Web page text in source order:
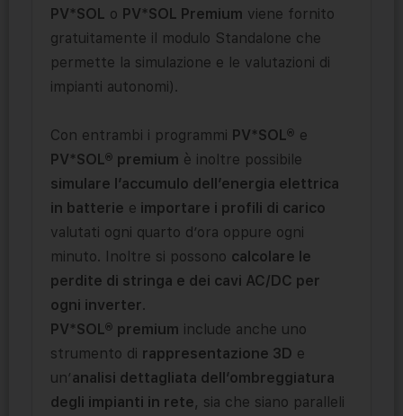
PV*SOL o PV*SOL Premium viene fornito
gratuitamente il modulo Standalone che
permette la simulazione e le valutazioni di
impianti autonomi).
Con entrambi i programmi PV*SOL® e
PV*SOL® premium è inoltre possibile
simulare l’accumulo dell’energia elettrica
in batterie e importare i profili di carico
valutati ogni quarto d’ora oppure ogni
minuto. Inoltre si possono calcolare le
perdite di stringa e dei cavi AC/DC per
ogni inverter.
PV*SOL® premium include anche uno
strumento di rappresentazione 3D e
un’analisi dettagliata dell’ombreggiatura
degli impianti in rete, sia che siano paralleli